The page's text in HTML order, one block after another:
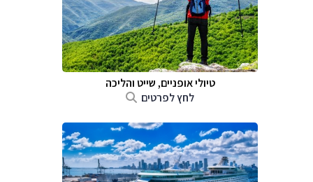
טיולי אופניים, שייט והליכה
לחץ לפרטים